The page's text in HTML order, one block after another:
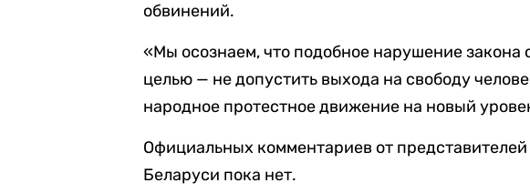
обвинений.
«Мы осознаем, что подобное нарушение закона
целью — не допустить выхода на свободу
народное протестное движение на новый
Официальных комментариев от
Беларуси пока нет.